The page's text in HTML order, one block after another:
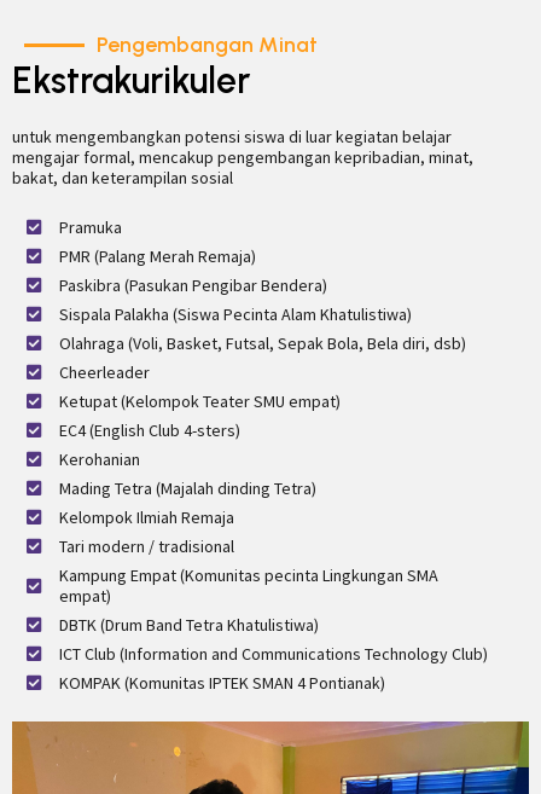
Pengembangan Minat
Ekstrakurikuler
untuk mengembangkan potensi siswa di luar kegiatan belajar
mengajar formal, mencakup pengembangan kepribadian, minat,
bakat, dan keterampilan sosial
Pramuka
PMR (Palang Merah Remaja)
Paskibra (Pasukan Pengibar Bendera)
Sispala Palakha (Siswa Pecinta Alam Khatulistiwa)
Olahraga (Voli, Basket, Futsal, Sepak Bola, Bela diri, dsb)
Cheerleader
Ketupat (Kelompok Teater SMU empat)
EC4 (English Club 4-sters)
Kerohanian
Mading Tetra (Majalah dinding Tetra)
Kelompok Ilmiah Remaja
Tari modern / tradisional
Kampung Empat (Komunitas pecinta Lingkungan SMA
empat)
DBTK (Drum Band Tetra Khatulistiwa)
ICT Club (Information and Communications Technology Club)
KOMPAK (Komunitas IPTEK SMAN 4 Pontianak)